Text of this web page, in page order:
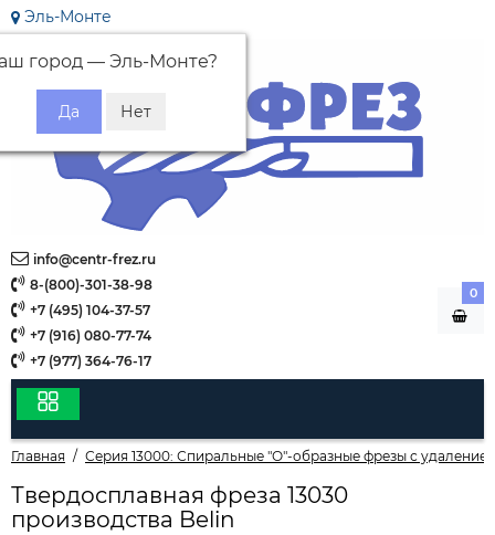
Эль-Монте
город — Эль-Монте?
info@centr-frez.ru
8-(800)-301-38-98
+7 (495) 104-37-57
+7 (916) 080-77-74
+7 (977) 364-76-17
0
Главная Серия 13000: Спиральные "О"-образные фрезы с
Твердосплавная фреза 13030
производства Belin